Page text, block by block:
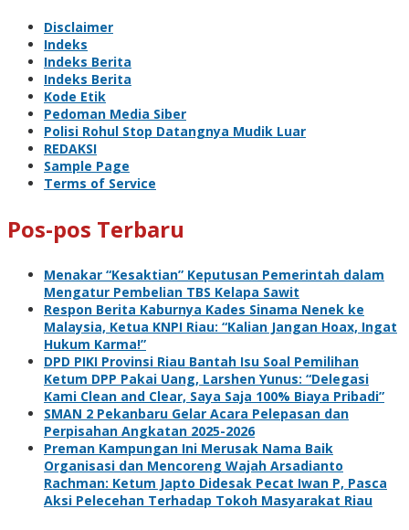
Disclaimer
Indeks
Indeks Berita
Indeks Berita
Kode Etik
Pedoman Media Siber
Polisi Rohul Stop Datangnya Mudik Luar
REDAKSI
Sample Page
Terms of Service
Pos-pos Terbaru
Menakar “Kesaktian” Keputusan Pemerintah dalam
Mengatur Pembelian TBS Kelapa Sawit
Respon Berita Kaburnya Kades Sinama Nenek ke
Malaysia, Ketua KNPI Riau: “Kalian Jangan Hoax, Ingat
Hukum Karma!”
DPD PIKI Provinsi Riau Bantah Isu Soal Pemilihan
Ketum DPP Pakai Uang, Larshen Yunus: “Delegasi
Kami Clean and Clear, Saya Saja 100% Biaya Pribadi”
SMAN 2 Pekanbaru Gelar Acara Pelepasan dan
Perpisahan Angkatan 2025-2026
Preman Kampungan Ini Merusak Nama Baik
Organisasi dan Mencoreng Wajah Arsadianto
Rachman: Ketum Japto Didesak Pecat Iwan P, Pasca
Aksi Pelecehan Terhadap Tokoh Masyarakat Riau